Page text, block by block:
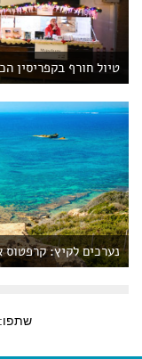
טיול חורף בקפריסין
נערכים לקיץ: קרפטוס
שתפו: